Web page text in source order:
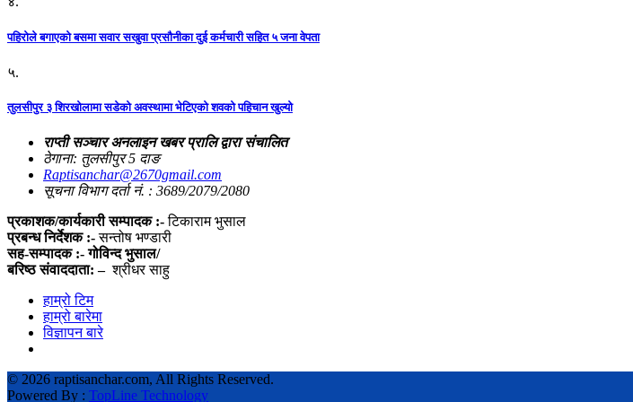
पहिराेले बगाएकाे बसमा सवार सखुवा प्रसाैनीका दुई कर्मचारी सहित ५ जना वेपता
५.
तुलसीपुर ३ शिरखोलामा सडेको अवस्थामा भेटिएको शवको पहिचान खुल्यो
राप्ती सञ्चार अनलाइन खबर प्रालि द्वारा संचालित
ठेगाना: तुलसीपुर 5 दाङ
Raptisanchar@2670gmail.com
सूचना विभाग दर्ता नं. : 3689/2079/2080
प्रकाशक/कार्यकारी सम्पादक :-टिकाराम भुसाल
प्रबन्ध निर्देशक :-सन्तोष भण्डारी
सह-सम्पादक :- गोविन्द भुसाल/
बरिष्ठ संवाददाता: – श्रीधर साहु
हाम्रो टिम
हाम्रो बारेमा
विज्ञापन बारे
© 2026 raptisanchar.com, All Rights Reserved.
Powered By : TopLine Technology